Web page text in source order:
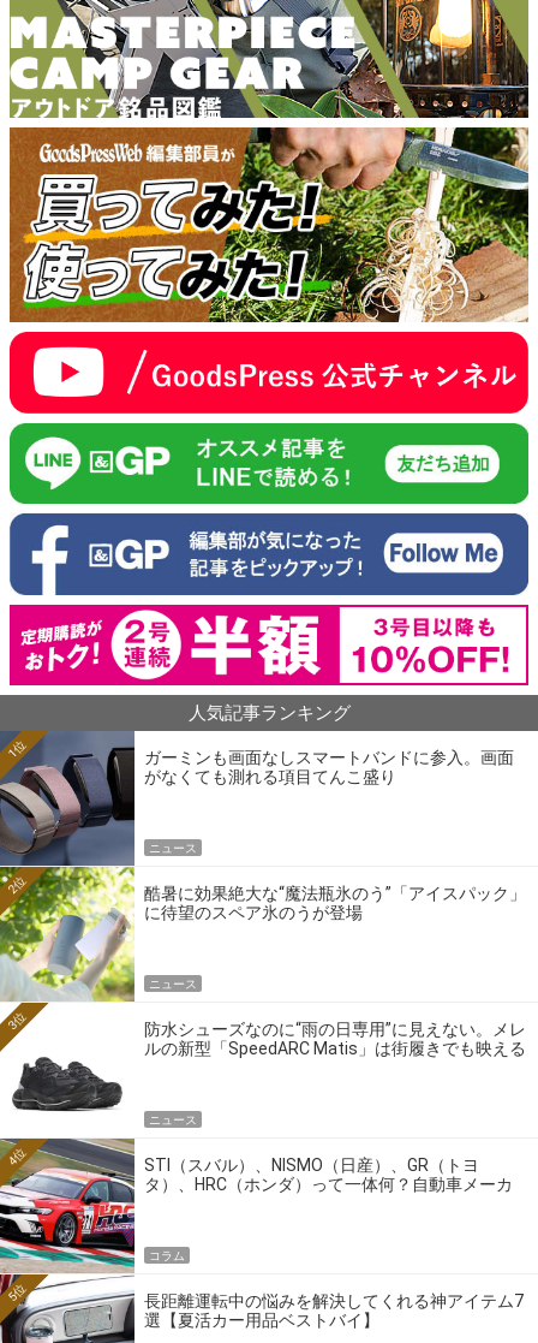
人気記事ランキング
ガーミンも画面なしスマートバンドに参入。画面
がなくても測れる項目てんこ盛り
1位
ニュース
酷暑に効果絶大な“魔法瓶氷のう”「アイスパック」
に待望のスペア氷のうが登場
2位
ニュース
防水シューズなのに“雨の日専用”に見えない。メレ
ルの新型「SpeedARC Matis」は街履きでも映える
3位
ニュース
STI（スバル）、NISMO（日産）、GR（トヨ
タ）、HRC（ホンダ）って一体何？自動車メーカ
4位
コラム
長距離運転中の悩みを解決してくれる神アイテム7
選【夏活カー用品ベストバイ】
5位